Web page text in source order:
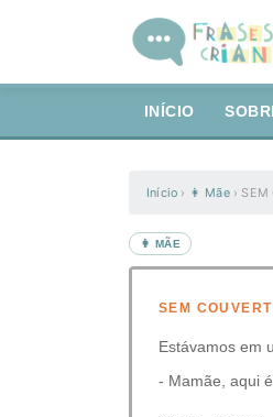
INÍCIO
Início › 👩 Mãe › SEM
👩 MÃE
SEM
Estávamos em
- Mamãe, aqui